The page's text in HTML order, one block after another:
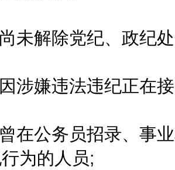
解除党纪、政纪处
嫌违法违纪正在接
公务员招录、事业
为的人员;